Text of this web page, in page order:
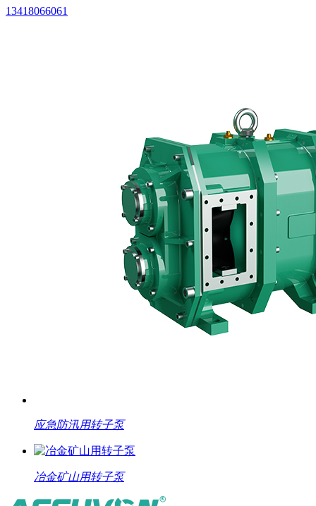
13418066061
应急防汛用转子泵
冶金矿山用转子泵